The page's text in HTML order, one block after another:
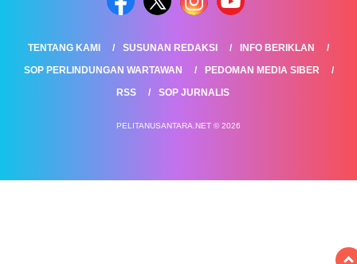
TENTANG KAMI SUSUNAN REDAKSI
INFO BERIKLAN
SOP PERLINDUNGAN WARTAWAN
PEDOMAN MEDIA SIBER
RSS
SOP JURNALIS
PELITANUSANTARA.NET © 2026